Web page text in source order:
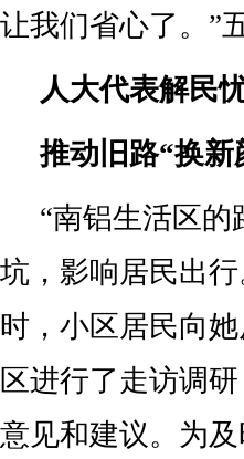
让我们省心了。”
人大代表解民
推动旧路“换新
“南铝生活区
坑，影响居民出
时，小区居民向
区进行了走访调
意见和建议。为